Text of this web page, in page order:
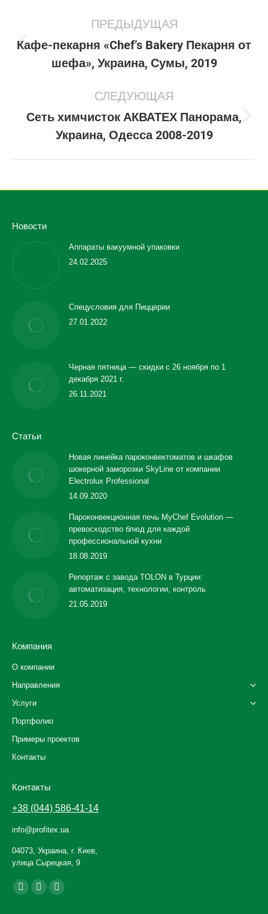
ПРЕДЫДУЩАЯ
Previous
project:
Кафе-пекарня «Chef’s Bakery Пекарня от
шефа», Украина, Сумы, 2019
СЛЕДУЮЩАЯ
Next
project:
Сеть химчисток АКВАТЕХ Панорама,
Украина, Одесса 2008-2019
Новости
Аппараты вакуумной упаковки
24.02.2025
Спецусловия для Пиццерии
27.01.2022
Черная пятница — скидки с 26 ноября по 1
декабря 2021 г.
26.11.2021
Статьи
Новая линейка пароконвектоматов и шкафов
шокерной заморозки SkyLine от компании
Electrolux Professional
14.09.2020
Пароконвекционная печь MyChef Evolution —
превосходство блюд для каждой
профессиональной кухни
18.08.2019
Репортаж с завода TOLON в Турции:
автоматизация, технологии, контроль
21.05.2019
Компания
О компании
Направления
Услуги
Портфолио
Примеры проектов
Контакты
Контакты
+38 (044) 586-41-14
info@profitex.ua
04073, Украина, г. Киев,
улица Сырецкая, 9
Ищите нас:
Facebook
YouTubeInstagram